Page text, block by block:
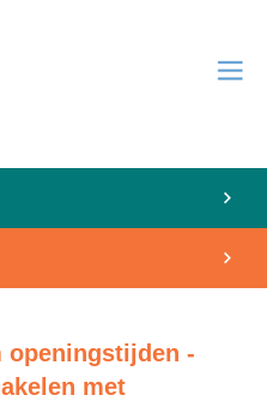
openingstijden -
met